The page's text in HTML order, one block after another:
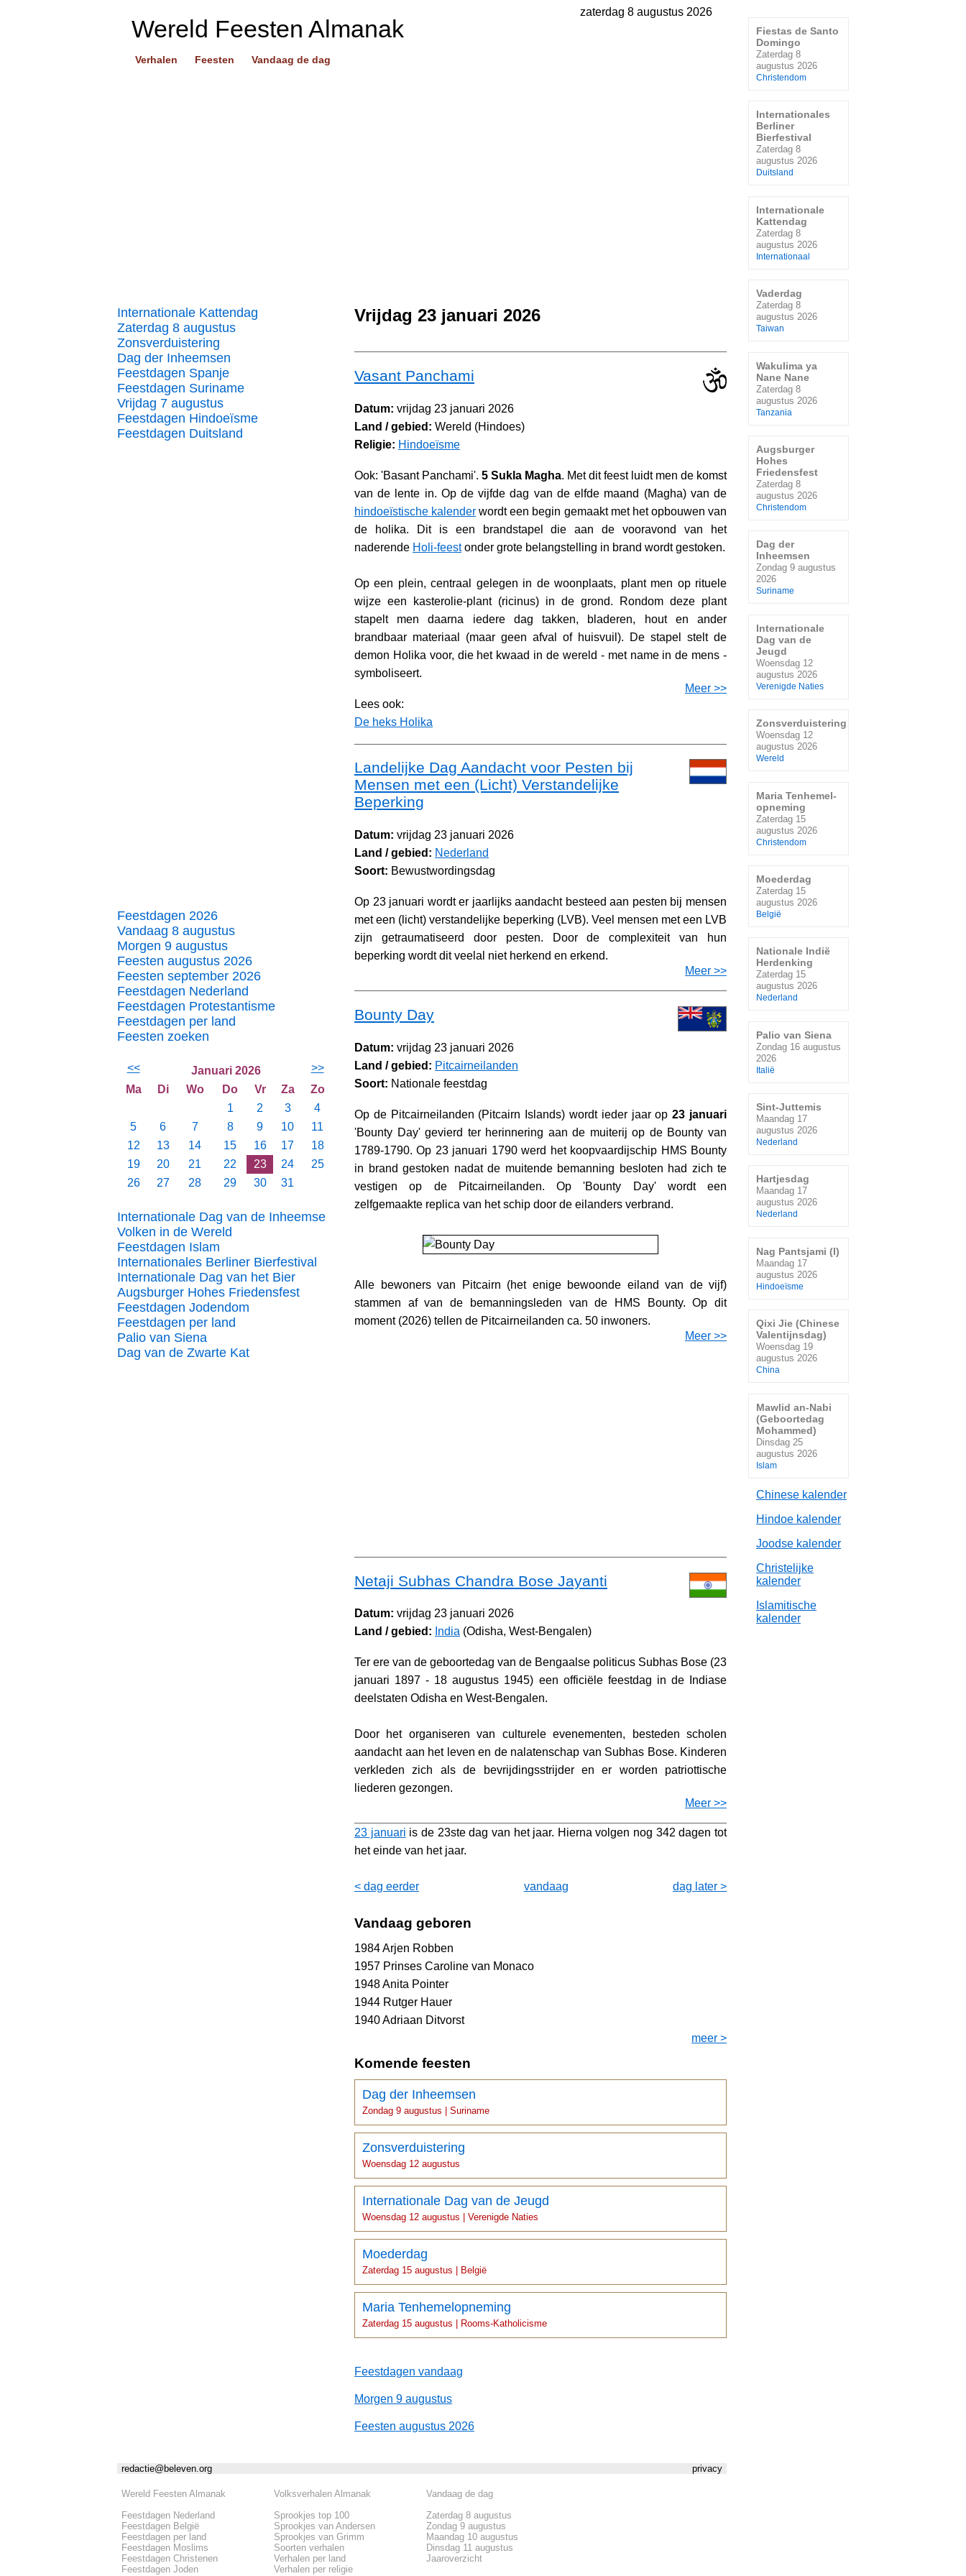
zaterdag 8 augustus 2026
Wereld Feesten Almanak
Verhalen Feesten Vandaag de dag
Internationale Kattendag
Zaterdag 8 augustus
Zonsverduistering
Dag der Inheemsen
Feestdagen Spanje
Feestdagen Suriname
Vrijdag 7 augustus
Feestdagen Hindoeïsme
Feestdagen Duitsland
Feestdagen 2026
Vandaag 8 augustus
Morgen 9 augustus
Feesten augustus 2026
Feesten september 2026
Feestdagen Nederland
Feestdagen Protestantisme
Feestdagen per land
Feesten zoeken
<< Januari 2026
>>
Ma
Di Wo Do Vr Za
Zo
1
2 3
4
5
6 7 8 9 10
11
12
13 14 15 16 17
18
19
20 21 22 23 24
25
26
27 28 29 30 31
Internationale Dag van de Inheemse
Volken in de Wereld
Feestdagen Islam
Internationales Berliner Bierfestival
Internationale Dag van het Bier
Augsburger Hohes Friedensfest
Feestdagen Jodendom
Feestdagen per land
Palio van Siena
Dag van de Zwarte Kat
Vrijdag 23 januari 2026
Vasant Panchami
Datum: vrijdag 23 januari 2026
Land / gebied: Wereld (Hindoes)
Religie: Hindoeïsme
Ook: 'Basant Panchami'. 5 Sukla Magha. Met dit feest luidt men de komst
van de lente in. Op de vijfde dag van de elfde maand (Magha) van de
hindoeïstische kalender wordt een begin gemaakt met het opbouwen van
de holika. Dit is een brandstapel die aan de vooravond van het
naderende Holi-feestonder grote belangstelling in brand wordt gestoken.
Op een plein, centraal gelegen in de woonplaats, plant men op rituele
wijze een kasterolie-plant (ricinus) in de grond. Rondom deze plant
stapelt men daarna iedere dag takken, bladeren, hout en ander
brandbaar materiaal (maar geen afval of huisvuil). De stapel stelt de
demon Holika voor, die het kwaad in de wereld - met name in de mens -
symboliseert.
Meer >>
Lees ook:
De heks Holika
Landelijke Dag Aandacht voor Pesten bij
Mensen met een (Licht) Verstandelijke
Beperking
Datum: vrijdag 23 januari 2026
Land / gebied: Nederland
Soort: Bewustwordingsdag
Op 23 januari wordt er jaarlijks aandacht besteed aan pesten bij mensen
met een (licht) verstandelijke beperking (LVB). Veel mensen met een LVB
zijn getraumatiseerd door pesten. Door de complexiteit van hun
beperking wordt dit veelal niet herkend en erkend.
Meer >>
Bounty Day
Datum: vrijdag 23 januari 2026
Land / gebied: Pitcairneilanden
Soort: Nationale feestdag
Op de Pitcairneilanden (Pitcairn Islands) wordt ieder jaar op23 januari
'Bounty Day' gevierd ter herinnering aan de muiterij op de Bounty van
1789-1790. Op 23 januari 1790 werd het koopvaardijschip HMS Bounty
in brand gestoken nadat de muitende bemanning besloten had zich te
vestigen op de Pitcairneilanden. Op 'Bounty Day' wordt een
zelfgemaakte replica van het schip door de eilanders verbrand.
Alle bewoners van Pitcairn (het enige bewoonde eiland van de vijf)
stammen af van de bemanningsleden van de HMS Bounty. Op dit
moment (2026) tellen de Pitcairneilanden ca. 50 inwoners.
Meer >>
Netaji Subhas Chandra Bose Jayanti
Datum: vrijdag 23 januari 2026
Land / gebied: India (Odisha, West-Bengalen)
Ter ere van de geboortedag van de Bengaalse politicus Subhas Bose (23
januari 1897 - 18 augustus 1945) een officiële feestdag in de Indiase
deelstaten Odisha en West-Bengalen.
Door het organiseren van culturele evenementen, besteden scholen
aandacht aan het leven en de nalatenschap van Subhas Bose. Kinderen
verkleden zich als de bevrijdingsstrijder en er worden patriottische
liederen gezongen.
Meer >>
23 januari is de 23ste dag van het jaar. Hierna volgen nog 342 dagen tot
het einde van het jaar.
< dag eerder dag later >
vandaag
Vandaag geboren
1984 Arjen Robben
1957 Prinses Caroline van Monaco
1948 Anita Pointer
1944 Rutger Hauer
1940 Adriaan Ditvorst
meer >
Komende feesten
Dag der Inheemsen
Zondag 9 augustus | Suriname
Zonsverduistering
Woensdag 12 augustus
Internationale Dag van de Jeugd
Woensdag 12 augustus | Verenigde Naties
Moederdag
Zaterdag 15 augustus | België
Maria Tenhemelopneming
Zaterdag 15 augustus | Rooms-Katholicisme
Feestdagen vandaag
Morgen 9 augustus
Feesten augustus 2026
privacy
redactie@beleven.org
Wereld Feesten Almanak
Feestdagen Nederland
Feestdagen België
Feestdagen per land
Feestdagen Moslims
Feestdagen Christenen
Feestdagen Joden
Volksverhalen Almanak
Sprookjes top 100
Sprookjes van Andersen
Sprookjes van Grimm
Soorten verhalen
Verhalen per land
Verhalen per religie
Vandaag de dag
Zaterdag 8 augustus
Zondag 9 augustus
Maandag 10 augustus
Dinsdag 11 augustus
Jaaroverzicht
Fiestas de Santo
Domingo
Zaterdag 8
augustus 2026
Christendom
Internationales
Berliner
Bierfestival
Zaterdag 8
augustus 2026
Duitsland
Internationale
Kattendag
Zaterdag 8
augustus 2026
Internationaal
Vaderdag
Zaterdag 8
augustus 2026
Taiwan
Wakulima ya
Nane Nane
Zaterdag 8
augustus 2026
Tanzania
Augsburger
Hohes
Friedensfest
Zaterdag 8
augustus 2026
Christendom
Dag der
Inheemsen
Zondag 9 augustus
2026
Suriname
Internationale
Dag van de
Jeugd
Woensdag 12
augustus 2026
Verenigde Naties
Zonsverduistering
Woensdag 12
augustus 2026
Wereld
Maria Tenhemel-
opneming
Zaterdag 15
augustus 2026
Christendom
Moederdag
Zaterdag 15
augustus 2026
België
Nationale Indië
Herdenking
Zaterdag 15
augustus 2026
Nederland
Palio van Siena
Zondag 16 augustus
2026
Italië
Sint-Juttemis
Maandag 17
augustus 2026
Nederland
Hartjesdag
Maandag 17
augustus 2026
Nederland
Nag Pantsjami (I)
Maandag 17
augustus 2026
Hindoeïsme
Qixi Jie (Chinese
Valentijnsdag)
Woensdag 19
augustus 2026
China
Mawlid an-Nabi
(Geboortedag
Mohammed)
Dinsdag 25
augustus 2026
Islam
Chinese kalender
Hindoe kalender
Joodse kalender
Christelijke
kalender
Islamitische
kalender